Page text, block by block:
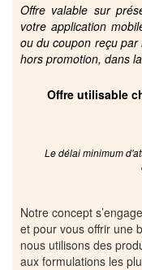
Offre valable sur
votre application
ou du coupon reçu
hors promotion, dans
Offre utilisable
Le délai minimum
Notre concept
et pour vous offrir une
nous utilisons des
aux formulations les